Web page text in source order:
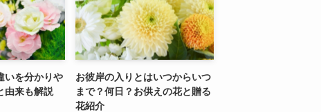
いを分かりや
由来も解説
お彼岸の入りとはいつからいつ
まで？何日？お供えの花と贈る
花紹介